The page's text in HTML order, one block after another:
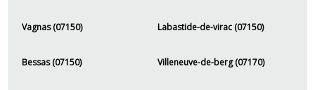
Vagnas (07150) Labastide-de-virac (07150)
Bessas (07150) Villeneuve-de-berg (07170)